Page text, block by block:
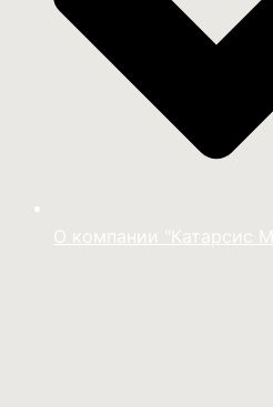
О компании "Катарсис